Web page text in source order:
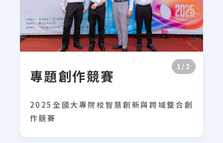
1/2
專題創作競賽
2025全國大專院校智慧創新與跨域整合創
作競賽